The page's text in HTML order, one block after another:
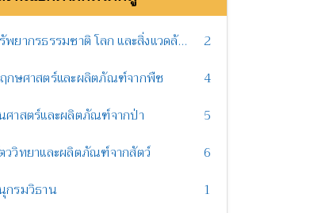
ทรัพยากรธรรมชาติ โลก และสิ่งแวดล้อม
2
กษศาสตร์และผลิตภัณฑ์จากพืช
4
ศาสตร์และผลิตภัณฑ์จากป่า
5
ววิทยาและผลิตภัณฑ์จากสัตว์
6
กรมวิธาน
1